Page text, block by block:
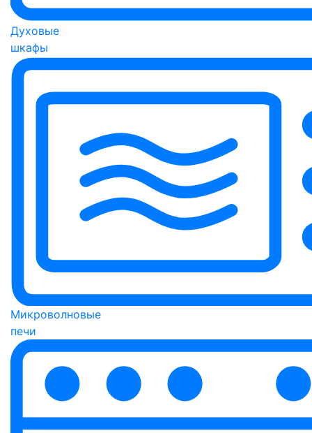
Духовые
шкафы
Микроволновые
печи